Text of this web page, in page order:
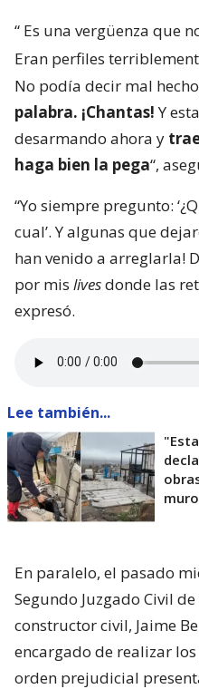
“ Es una vergüenza que
Eran perfiles
No podía decir mal
palabra. ¡Chantas!Y
desarmando ahora y
haga bien la pega“,
“Yo siempre pregunto:
cual’. Y algunas que
han venido a arreglarla!
por mis livesdonde las
expresó.
Lee también...
muro
En paralelo, el pasado
Segundo Juzgado Civil
constructor civil, Jaime
encargado de realizar
orden prejudicial